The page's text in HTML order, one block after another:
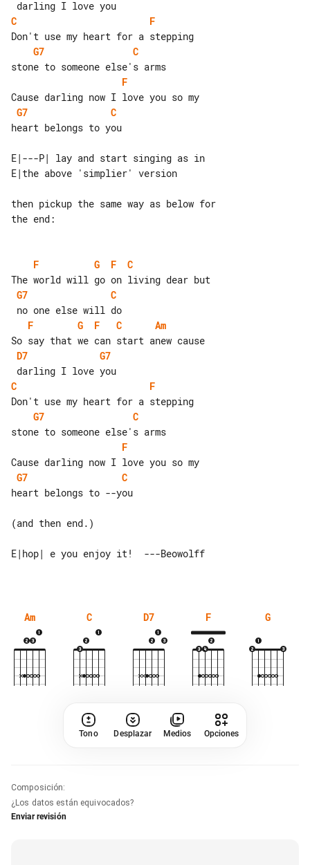
C
F
G7
C
F
G7
C
heart belongs to you
E|---P| lay and start singing as in
then pickup the same way as below for
the end:
F G F
C
G7
C
F
G F C
Am
D7
G7
C
F
G7
C
F
G7
C
heart belongs to --you
(and then end.)
Am C D7 F G
Tono Desplazar Medios Opciones
Composición:
¿Los datos están equivocados?
Enviar revisión